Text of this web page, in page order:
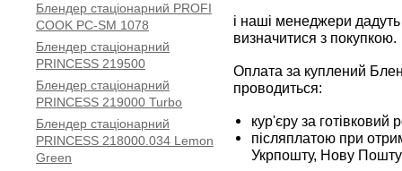
Блендер стаціонарний PROFI
COOK PC-SM 1078
Блендер стаціонарний
PRINCESS 219500
Блендер стаціонарний
PRINCESS 219000 Turbo
Блендер стаціонарний
PRINCESS 218000.034 Lemon
Green
і наші менеджери
визначитися з покупкою.
Оплата за куплений
проводиться:
кур'єру за готівковий
післяплатою при
Укрпошту, Нову